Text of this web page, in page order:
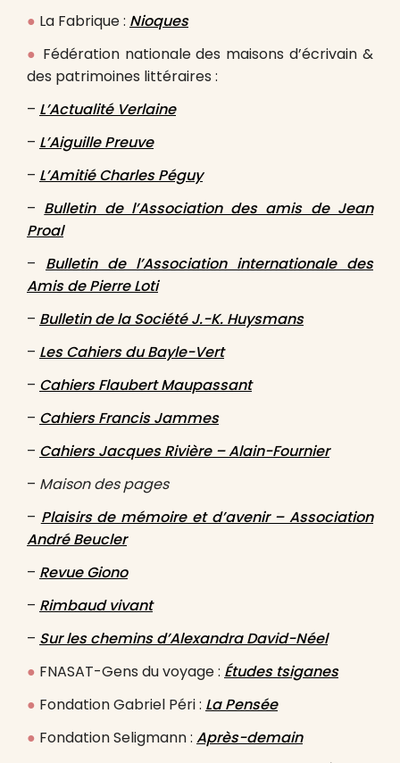
● La Fabrique : Nioques
● Fédération nationale des maisons d’écrivain &
des patrimoines littéraires :
– L’Actualité Verlaine
– L’Aiguille Preuve
– L’Amitié Charles Péguy
– Bulletin de l’Association des amis de Jean
Proal
– Bulletin de l’Association internationale des
Amis de Pierre Loti
– Bulletin de la Société J.-K. Huysmans
– Les Cahiers du Bayle-Vert
– Cahiers Flaubert Maupassant
– Cahiers Francis Jammes
– Cahiers Jacques Rivière – Alain-Fournier
– Maison des pages
– Plaisirs de mémoire et d’avenir – Association
André Beucler
– Revue Giono
– Rimbaud vivant
– Sur les chemins d’Alexandra David-Néel
● FNASAT-Gens du voyage : Études tsiganes
● Fondation Gabriel Péri : La Pensée
● Fondation Seligmann : Après-demain